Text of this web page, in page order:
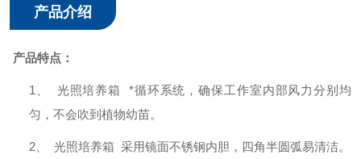
产品介绍
产品特点：
1、 光照培养箱
*循环系统，确保工作室内部风力分别均
匀，不会吹到植物幼苗。
2、 光照培养箱 采用镜面不锈钢内胆，四角半圆弧易清洁。